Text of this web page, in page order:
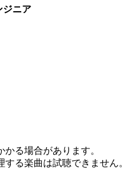
ジニア
る場合があります。
る楽曲は試聴できません。